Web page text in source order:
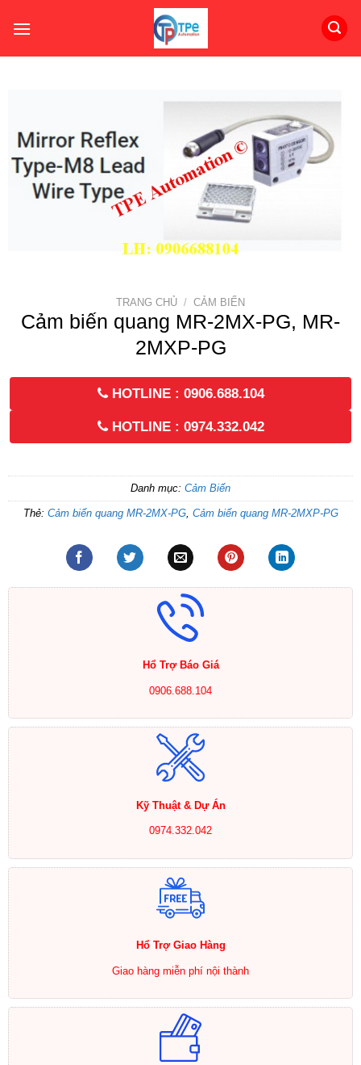
TRANG CHỦ / CẢM BIẾN
Cảm biến quang MR-2MX-PG, MR-
2MXP-PG
HOTLINE : 0906.688.104
HOTLINE : 0974.332.042
Danh mục: Cảm Biến
Thẻ: Cảm biến quang MR-2MX-PG, Cảm biến quang MR-2MXP-PG
Hổ Trợ Báo Giá
0906.688.104
Kỹ Thuật & Dự Án
0974.332.042
Hổ Trợ Giao Hàng
Giao hàng miễn phí nội thành